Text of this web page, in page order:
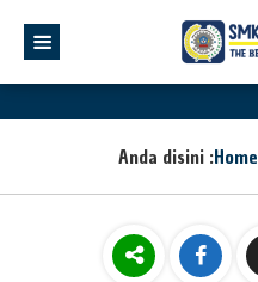
Anda disini :Home